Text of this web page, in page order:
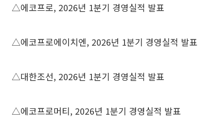
△에코프로, 2026년 1분기 경영실적 발표
△에코프로에이치엔, 2026년 1분기 경영실적 발표
△대한조선, 2026년 1분기 경영실적 발표
△에코프로머티, 2026년 1분기 경영실적 발표